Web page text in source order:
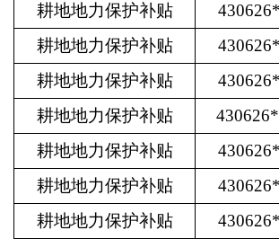
耕地地力保护补贴
耕地地力保护补贴
耕地地力保护补贴
耕地地力保护补贴
耕地地力保护补贴
耕地地力保护补贴
耕地地力保护补贴